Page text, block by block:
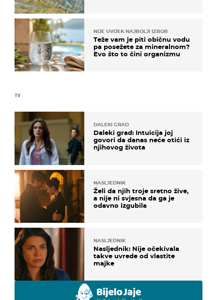
TV
DALEKI GRAD
Daleki grad: Intuicija joj
govori da danas neće otići iz
njihovog života
NASLJEDNIK
Želi da njih troje sretno žive,
a nije ni svjesna da ga je
odavno izgubila
NASLJEDNIK
Nasljednik: Nije očekivala
takve uvrede od vlastite
majke
NIJE UVIJEK NAJBOLJI IZBOR
Teže vam je piti običnu vodu
pa posežete za mineralnom?
Evo što to čini organizmu